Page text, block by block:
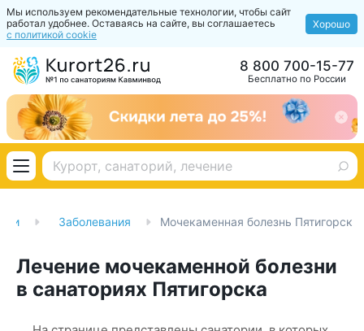
Мы используем рекомендательные технологии, чтобы сайт
работал удобнее. Оставаясь на сайте, вы соглашаетесь
с политикой cookie
Хорошо
Бесплатно по России
8 800 700-15-77
Заболевания Мочекаменная болезнь Пятигорск
Лечение мочекаменной болезни
в санаториях Пятигорска